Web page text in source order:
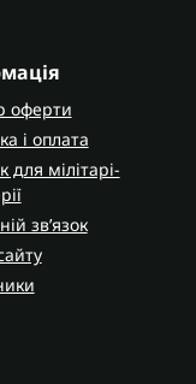
оферти
і оплата
для мілітарі-
зв’язок